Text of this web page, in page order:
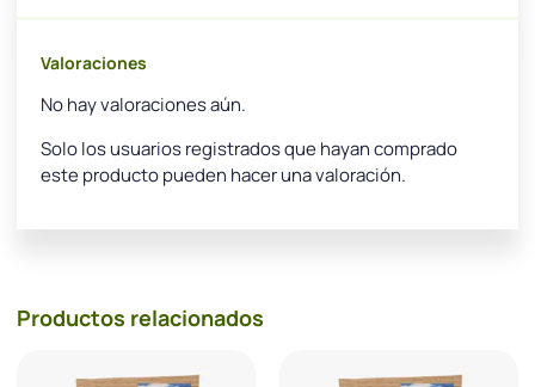
Valoraciones
No hay valoraciones aún.
Solo los usuarios registrados que hayan comprado
este producto pueden hacer una valoración.
Productos relacionados